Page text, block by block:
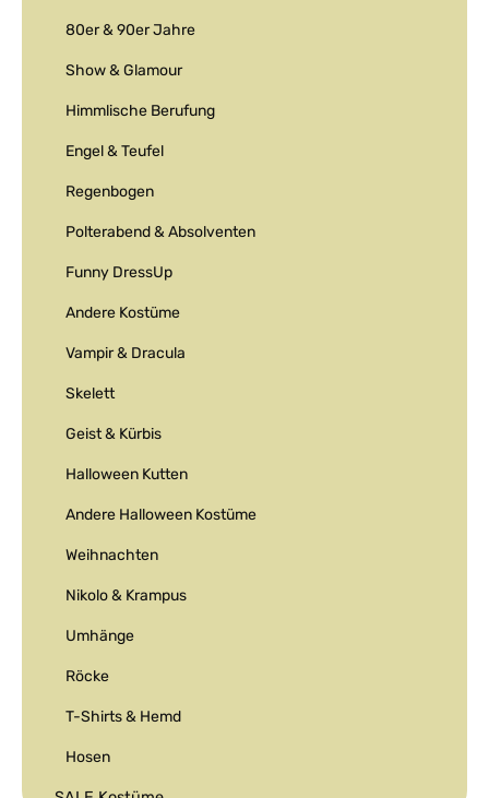
80er & 90er Jahre
Show & Glamour
Himmlische Berufung
Engel & Teufel
Regenbogen
Polterabend & Absolventen
Funny DressUp
Andere Kostüme
Vampir & Dracula
Skelett
Geist & Kürbis
Halloween Kutten
Andere Halloween Kostüme
Weihnachten
Nikolo & Krampus
Umhänge
Röcke
T-Shirts & Hemd
Hosen